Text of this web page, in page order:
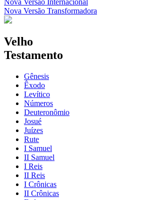
Nova Versão Transformadora
Velho
Testamento
Gênesis
Êxodo
Levítico
Números
Deuteronômio
Josué
Juízes
Rute
I Samuel
II Samuel
I Reis
II Reis
I Crônicas
II Crônicas